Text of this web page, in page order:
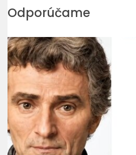
Odporúčame